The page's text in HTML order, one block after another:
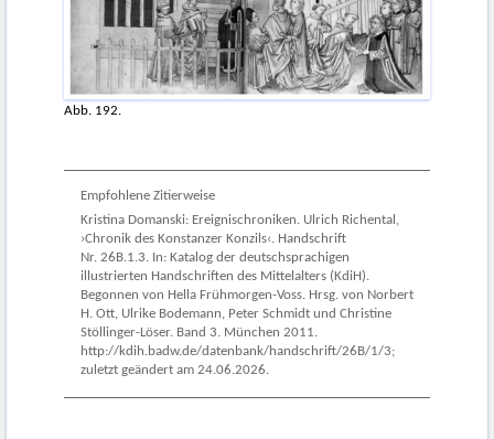
Abb. 192.
Empfohlene Zitierweise
Kristina Domanski: Ereignischroniken. Ulrich Richental,
›Chronik des Konstanzer Konzils‹. Handschrift
Nr. 26B.1.3. In: Katalog der deutschsprachigen
illustrierten Handschriften des Mittelalters (KdiH).
Begonnen von Hella Frühmorgen-Voss. Hrsg. von Norbert
H. Ott, Ulrike Bodemann, Peter Schmidt und Christine
Stöllinger-Löser. Band 3. München 2011.
http://kdih.badw.de/datenbank/handschrift/26B/1/3;
zuletzt geändert am 24.06.2026.